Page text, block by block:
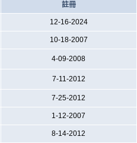
註冊
12-16-2024
10-18-2007
4-09-2008
7-11-2012
7-25-2012
1-12-2007
8-14-2012